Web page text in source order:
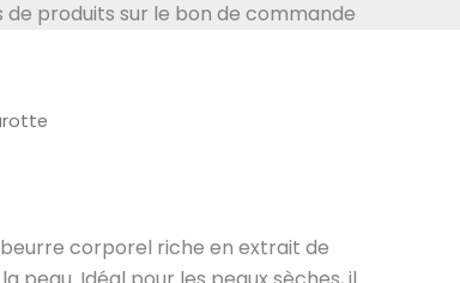
de produits sur le bon de commande
corporel riche en extrait de